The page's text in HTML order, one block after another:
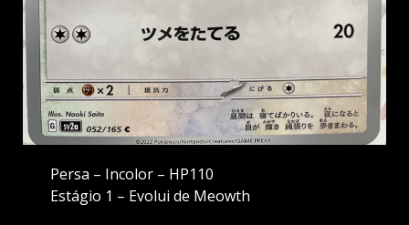
Persa – Incolor – HP110
Estágio 1 – Evolui de Meowth